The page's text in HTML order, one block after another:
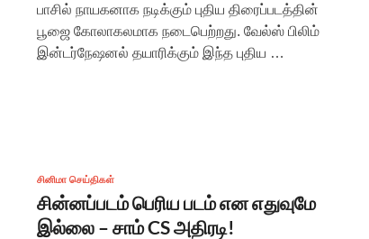
பாசில் நாயகனாக நடிக்கும் புதிய திரைப்படத்தின்
பூஜை கோலாகலமாக நடைபெற்றது. வேல்ஸ் பிலிம்
இன்டர்நேஷனல் தயாரிக்கும் இந்த புதிய …
சினிமா செய்திகள்
சின்னப்படம் பெரிய படம் என எதுவுமே
இல்லை – சாம் CS அதிரடி!